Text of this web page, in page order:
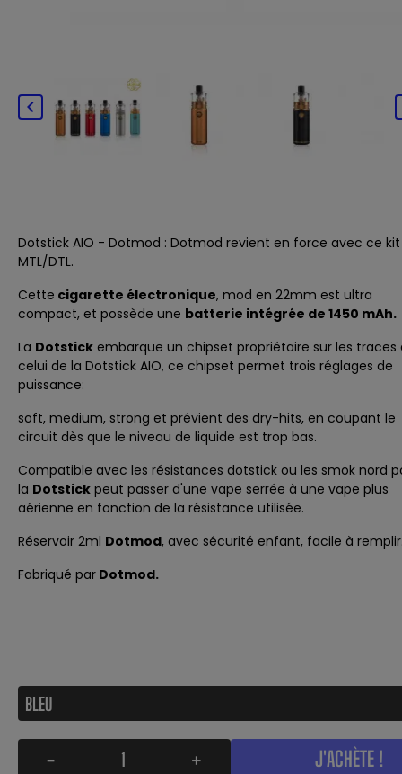

Dotstick AIO - Dotmod : Dotmod revient en force avec ce kit
MTL/DTL.
Cette cigarette électronique, mod en 22mm est ultra
compact, et possède une batterie intégrée de 1450 mAh.
La Dotstick embarque un chipset propriétaire sur les traces
celui de la Dotstick AIO, ce chipset permet trois réglages de
puissance:
soft, medium, strong et prévient des dry-hits, en coupant le
circuit dès que le niveau de liquide est trop bas.
Compatible avec les résistances dotstick ou les smok nord
la Dotstick peut passer d'une vape serrée à une vape plus
aérienne en fonction de la résistance utilisée.
Réservoir 2ml Dotmod, avec sécurité enfant, facile à
Fabriqué par Dotmod.
- + J'ACHÈTE !